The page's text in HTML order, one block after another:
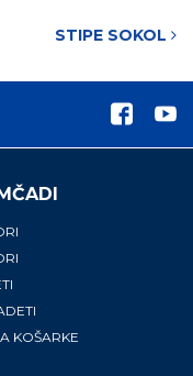
STIPE SOKOL
KOŠARKE